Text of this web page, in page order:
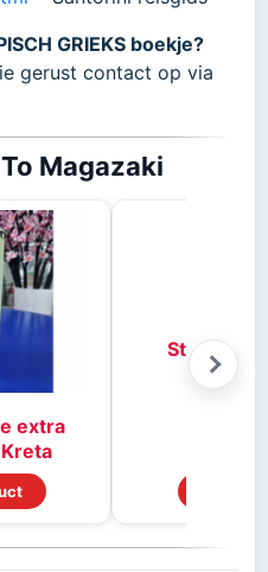
GRIEKS boekje?
gerust contact op via
Magazaki
extra
Stifado